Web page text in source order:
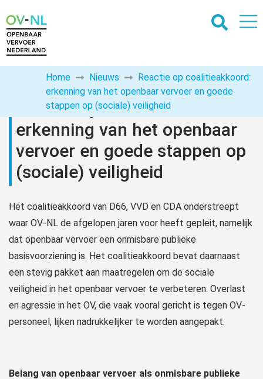
Home Nieuws
Reactie op coalitieakkoord:
erkenning van het openbaar vervoer en goede
stappen op (sociale) veiligheid
Reactie op coalitieakkoord:
erkenning van het openbaar
vervoer en goede stappen op
(sociale) veiligheid
Het coalitieakkoord van D66, VVD en CDA onderstreept
waar OV-NL de afgelopen jaren voor heeft gepleit, namelijk
dat openbaar vervoer een onmisbare publieke
basisvoorziening is. Het coalitieakkoord bevat daarnaast
een stevig pakket aan maatregelen om de sociale
veiligheid in het openbaar vervoer te verbeteren. Overlast
en agressie in het OV, die vaak vooral gericht is tegen OV-
personeel, lijken nadrukkelijker te worden aangepakt.
Belang van openbaar vervoer als onmisbare publieke